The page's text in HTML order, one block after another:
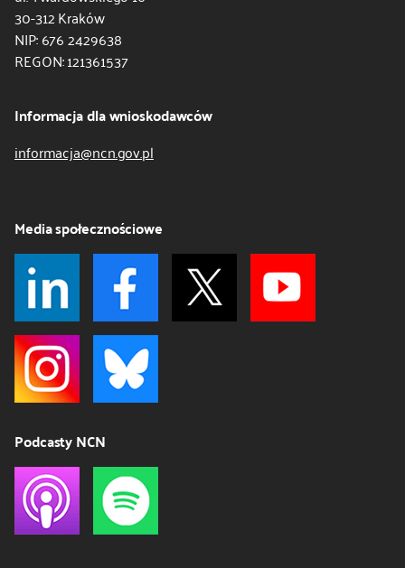
30-312 Kraków
NIP: 676 2429638
REGON: 121361537
Informacja dla wnioskodawców
informacja@ncn.gov.pl
Media społecznościowe
Podcasty NCN